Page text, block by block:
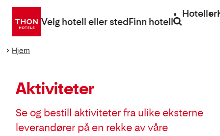
Gå
direkte
Velg hotell eller stedFinn hotell
Hoteller
Hjem
Aktiviteter
Se og bestill aktiviteter fra ulike eksterne
leverandører på en rekke av våre